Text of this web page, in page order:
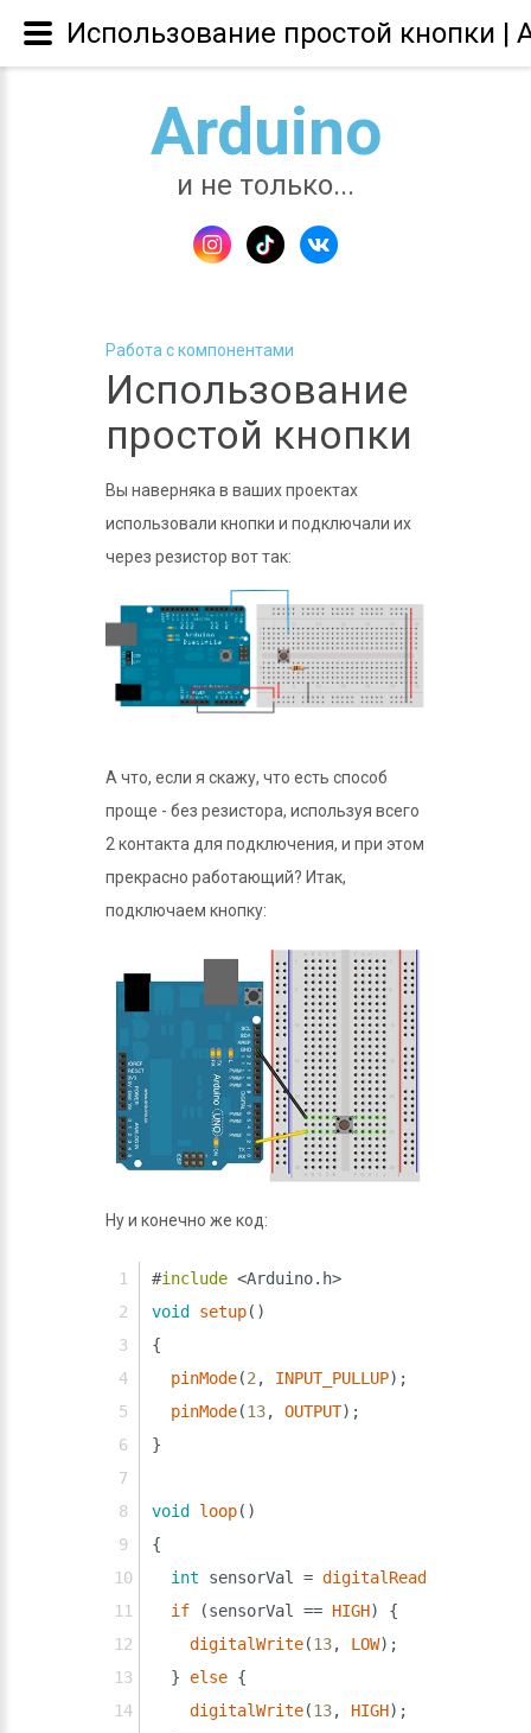
Arduino
и не только...
Работа с компонентами
Использование
простой кнопки
Вы наверняка в ваших проектах
использовали кнопки и подключали их
через резистор вот так:
А что, если я скажу, что есть способ
проще - без резистора, используя всего
2 контакта для подключения, и при этом
прекрасно работающий? Итак,
подключаем кнопку:
Ну и конечно же код:
#include <Arduino.h>
void
setup()
{
pinMode(2, INPUT_PULLUP);
pinMode(13, OUTPUT);
}
void loop()
{
int sensorVal = digitalRead
if (sensorVal == HIGH) {
digitalWrite(13, LOW);
  }
else {
digitalWrite(13, HIGH);
Использование простой кнопки |